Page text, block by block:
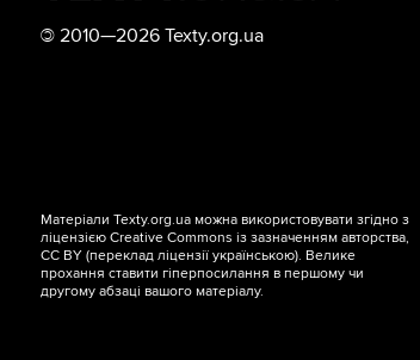
© 2010—2026 Texty.org.ua
Матеріали Texty.org.ua можна використовувати згідно з
ліцензієюCreative Commons із зазначенням авторства,
CC BY (переклад ліцензіїукраїнською). Велике
прохання ставити гіперпосилання в першому чи
другому абзаці вашого матеріалу.